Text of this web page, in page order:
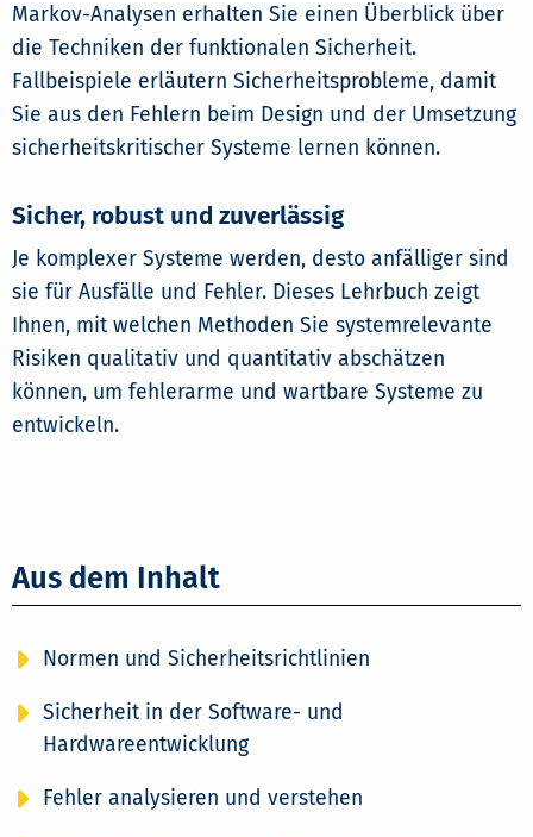
Markov-Analysen erhalten Sie einen Überblick über
die Techniken der funktionalen Sicherheit.
Fallbeispiele erläutern Sicherheitsprobleme, damit
Sie aus den Fehlern beim Design und der Umsetzung
sicherheitskritischer Systeme lernen können.
Sicher, robust und zuverlässig
Je komplexer Systeme werden, desto anfälliger sind
sie für Ausfälle und Fehler. Dieses Lehrbuch zeigt
Ihnen, mit welchen Methoden Sie systemrelevante
Risiken qualitativ und quantitativ abschätzen
können, um fehlerarme und wartbare Systeme zu
entwickeln.
Aus dem Inhalt
Normen und Sicherheitsrichtlinien
Sicherheit in der Software- und
Hardwareentwicklung
Fehler analysieren und verstehen